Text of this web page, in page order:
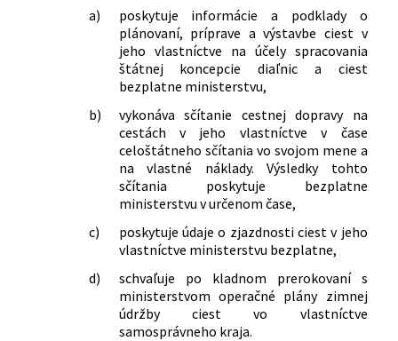
a)
poskytuje informácie a podklady o
plánovaní, príprave a výstavbe ciest v
jeho vlastníctve na účely spracovania
štátnej koncepcie diaľnic a ciest
bezplatne ministerstvu,
b)
vykonáva sčítanie cestnej dopravy na
cestách v jeho vlastníctve v čase
celoštátneho sčítania vo svojom mene a
na vlastné náklady. Výsledky tohto
sčítania poskytuje bezplatne
ministerstvu v určenom čase,
c)
poskytuje údaje o zjazdnosti ciest v jeho
vlastníctve ministerstvu bezplatne,
d)
schvaľuje po kladnom prerokovaní s
ministerstvom operačné plány zimnej
údržby ciest vo vlastníctve
samosprávneho kraja.